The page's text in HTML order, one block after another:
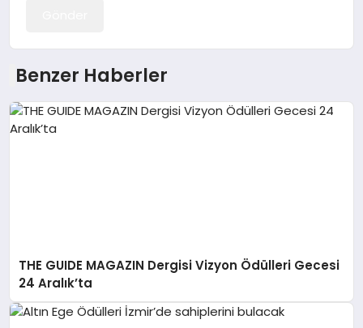
Benzer Haberler
THE GUIDE MAGAZIN Dergisi Vizyon Ödülleri Gecesi
24 Aralık’ta